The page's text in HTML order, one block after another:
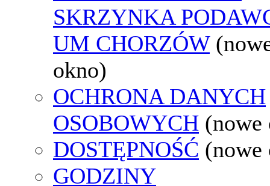
SKRZYNKA
UM CHORZÓW
okno)
OCHRONA DANYCH
OSOBOWYCH (nowe
DOSTĘPNOŚĆ (nowe
GODZINY